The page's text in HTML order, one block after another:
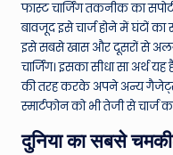
फास्ट चार्जिंग तकनीक का
बावजूद इसे चार्ज होने में घंटों
इसे सबसे खास और दूसरों से अलग
चार्जिंग। इसका सीधा सा अर्थ
की तरह करके अपने अन्य
स्मार्टफोन को भी तेजी से चार्ज
दुनिया का सबसे